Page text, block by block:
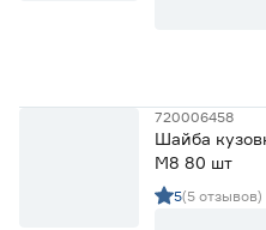
720006458
Шайба
М8 80 шт
5(5 отзывов)